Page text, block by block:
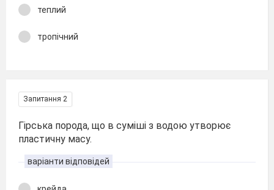
теплий
тропічний
Запитання 2
Гірська порода, що в суміші з водою утворює
пластичну масу.
варіанти відповідей